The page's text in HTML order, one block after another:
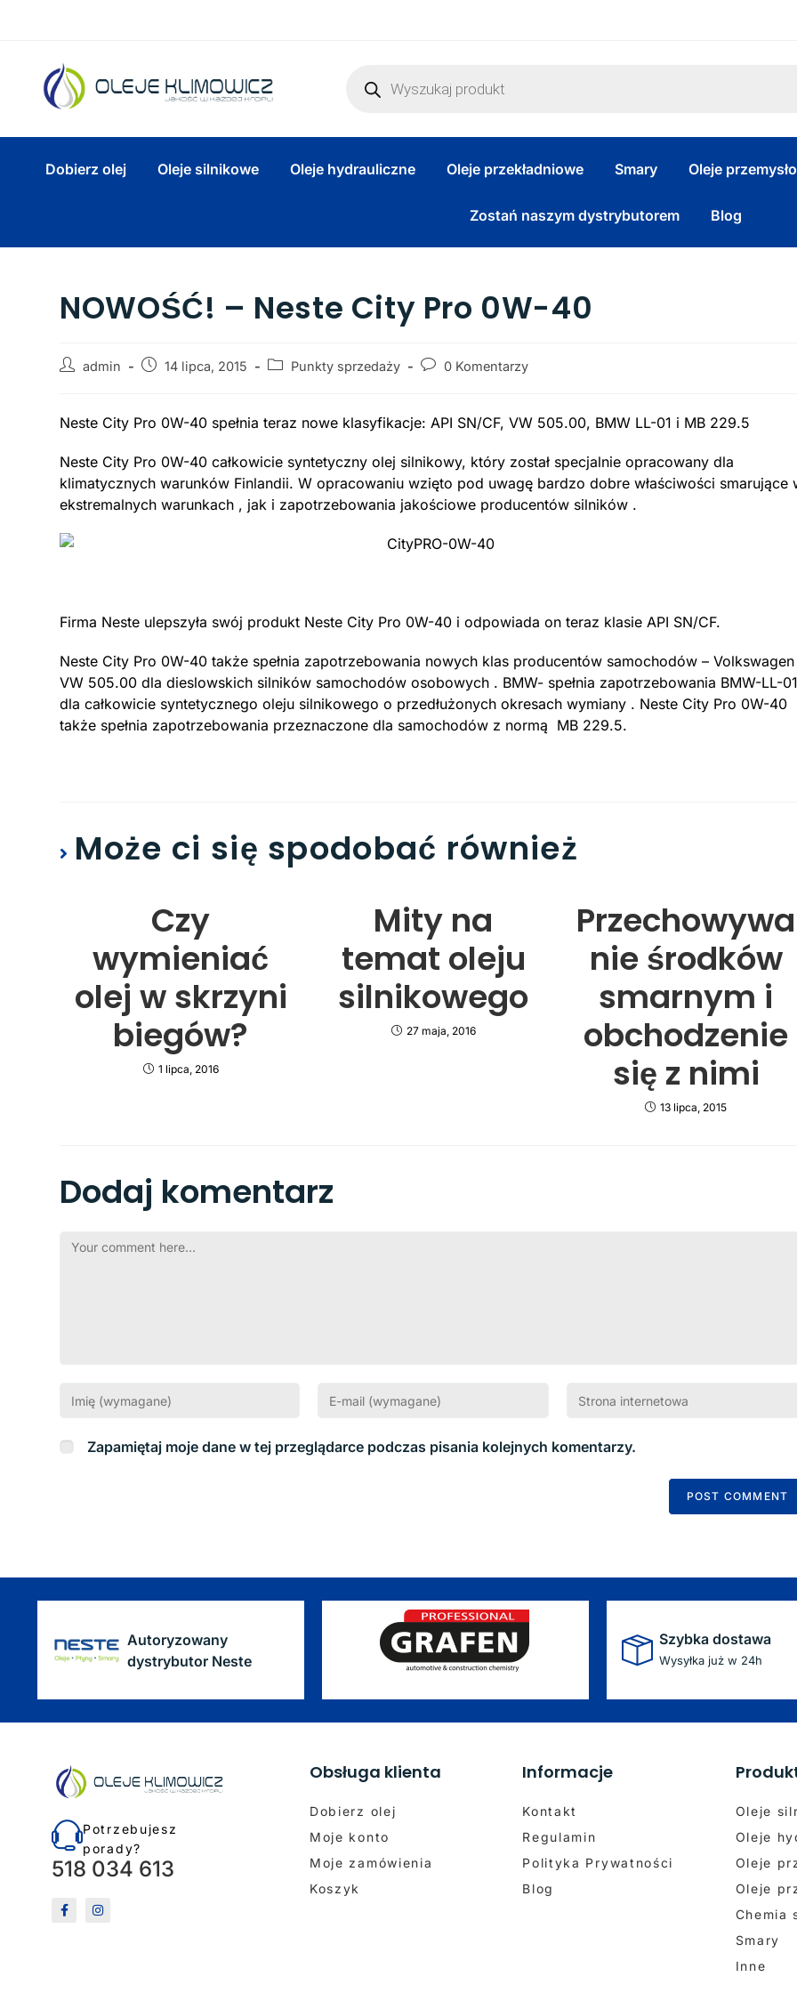
Dobierz olej Oleje silnikowe Oleje hydrauliczne Oleje przekładniowe Smary Oleje
Zostań naszym dystrybutorem Blog
NOWOŚĆ! – Neste City Pro 0W-40
admin 14 lipca, 2015 Punkty sprzedaży 0 Komentarzy
Neste City Pro 0W-40 spełnia teraz nowe klasyfikacje: API SN/CF, VW 505.00, BMW LL-01 i MB 229.5
Neste City Pro 0W-40 całkowicie syntetyczny olej silnikowy, który został specjalnie opracowany dla
klimatycznych warunków Finlandii. W opracowaniu wzięto pod uwagę bardzo dobre właściwości smarujące
ekstremalnych warunkach , jak i zapotrzebowania jakościowe producentów silników .
Firma Neste ulepszyła swój produkt Neste City Pro 0W-40 i odpowiada on teraz klasie API SN/CF.
Neste City Pro 0W-40 także spełnia zapotrzebowania nowych klas producentów samochodów – Volkswagen
VW 505.00 dla dieslowskich silników samochodów osobowych . BMW- spełnia zapotrzebowania BMW-LL-
dla całkowicie syntetycznego oleju silnikowego o przedłużonych okresach wymiany . Neste City Pro 0W-40
także spełnia zapotrzebowania przeznaczone dla samochodów z normą MB 229.5.
Może ci się spodobać również
Czy
wymieniać
olej w skrzyni
biegów?
1 lipca, 2016
Mity na
temat oleju
silnikowego
27 maja, 2016
Przechowywa
nie środków
smarnym i
obchodzenie
się z nimi
13 lipca, 2015
Dodaj komentarz
Zapamiętaj moje dane w tej przeglądarce podczas pisania kolejnych komentarzy.
Autoryzowany
dystrybutor Neste
Szybka dostawa
Wysyłka już w 24h
Potrzebujesz
porady?
518 034 613
Obsługa klienta
Dobierz olej
Moje konto
Moje zamówienia
Koszyk
Informacje
Kontakt
Regulamin
Polityka Prywatności
Blog
Oleje
Oleje
Oleje
Oleje
Chemia
Smary
Inne